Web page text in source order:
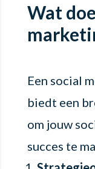
Wat
Een social
biedt een
om jouw
succes te